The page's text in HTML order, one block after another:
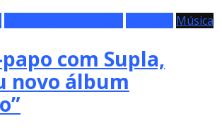
Música
com Supla,
novo álbum